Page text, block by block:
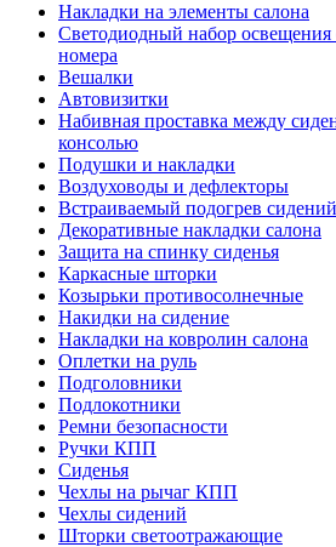
Накладки на элементы салона
Светодиодный набор освещения
номера
Вешалки
Автовизитки
Набивная проставка между
консолью
Подушки и накладки
Воздуховоды и дефлекторы
Встраиваемый подогрев сидений
Декоративные накладки салона
Защита на спинку сиденья
Каркасные шторки
Козырьки противосолнечные
Накидки на сидение
Накладки на ковролин салона
Оплетки на руль
Подголовники
Подлокотники
Ремни безопасности
Ручки КПП
Сиденья
Чехлы на рычаг КПП
Чехлы сидений
Шторки светоотражающие